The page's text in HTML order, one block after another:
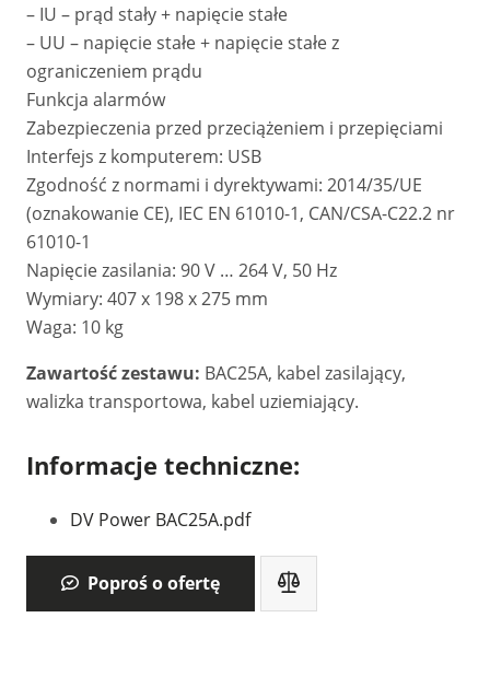
– IU – prąd stały + napięcie stałe
– UU – napięcie stałe + napięcie stałe z
ograniczeniem prądu
Funkcja alarmów
Zabezpieczenia przed przeciążeniem i przepięciami
Interfejs z komputerem: USB
Zgodność z normami i dyrektywami: 2014/35/UE
(oznakowanie CE), IEC EN 61010-1, CAN/CSA-C22.2 nr
61010-1
Napięcie zasilania: 90 V … 264 V, 50 Hz
Wymiary: 407 x 198 x 275 mm
Waga: 10 kg
Zawartość zestawu: BAC25A, kabel zasilający,
walizka transportowa, kabel uziemiający.
Informacje techniczne:
DV Power BAC25A.pdf
Poproś o ofertę